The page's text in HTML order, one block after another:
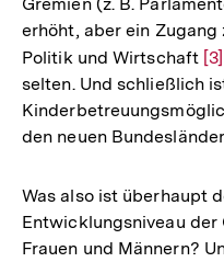
erhöht, aber ein
Politik und Wirtschaft [3]
selten. Und schließlich
den neuen
Was also ist überhaupt
Entwicklungsniveau
Frauen und Männern?